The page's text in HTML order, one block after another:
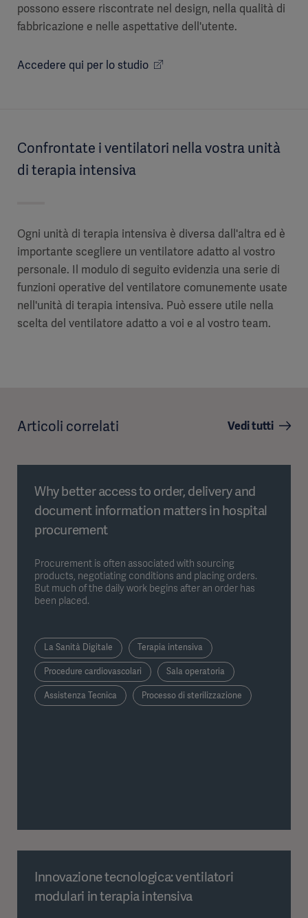
possono essere riscontrate nel design, nella qualità di
fabbricazione e nelle aspettative dell'utente.
Accedere qui per lo studio
Confrontate i ventilatori nella vostra unità
di terapia intensiva
Ogni unità di terapia intensiva è diversa dall'altra ed è
importante scegliere un ventilatore adatto al vostro
personale. Il modulo di seguito evidenzia una serie di
funzioni operative del ventilatore comunemente usate
nell'unità di terapia intensiva. Può essere utile nella
scelta del ventilatore adatto a voi e al vostro team.
Articoli correlati Vedi tutti
Why better access to order, delivery and
document information matters in hospital
procurement
Procurement is often associated with sourcing
products, negotiating conditions and placing orders.
But much of the daily work begins after an order has
been placed.
La Sanità Digitale Terapia intensiva
Procedure cardiovascolari Sala operatoria
Assistenza Tecnica Processo di sterilizzazione
Innovazione tecnologica: ventilatori
modulari in terapia intensiva